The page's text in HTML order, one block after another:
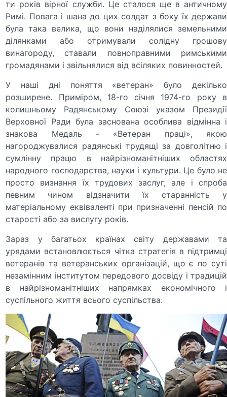
ти років вірної служби. Це сталося ще в античному
Римі. Повага і шана до цих солдат з боку їх держави
була така велика, що вони наділялися земельними
ділянками або отримували солідну грошову
винагороду, ставали повноправними римськими
громадянами і звільнялися від всіляких повинностей.
У наші дні поняття «ветеран» було декілько
розширене. Приміром, 18-го січня 1974-го року в
колишньому Радянському Союзі указом Президії
Верховної Ради була заснована особлива відмінна і
знакова Медаль - «Ветеран праці», якою
нагороджувалися радянські трудящі за довголітню і
сумлінну працю в найрізноманітніших областях
народного господарства, науки і культури. Це було не
просто визнання їх трудових заслуг, але і спроба
певним чином відзначити їх старанність у
матеріальному еквіваленті при призначенні пенсій по
старості або за вислугу років.
Зараз у багатьох країнах світу державами та
урядами встановлюється чітка стратегія в підтримці
ветеранів та ветеранських організацій, що є по суті
незамінним інститутом передового досвіду і традицій
в найрізноманітніших напрямках економічного і
суспільного життя всього суспільства.